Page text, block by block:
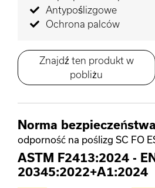
Antypoślizgowe
Ochrona palców
Znajdź ten produkt w
pobliżu
Norma bezpieczeństwa
odporność na poślizg SC FO
ASTM F2413:2024 -
20345:2022+A1:2024